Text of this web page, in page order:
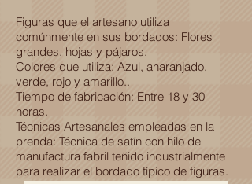
Figuras que el artesano utiliza
comúnmente en sus bordados: Flores
grandes, hojas y pájaros.
Colores que utiliza: Azul, anaranjado,
verde, rojo y amarillo..
Tiempo de fabricación: Entre 18 y 30
horas.
Técnicas Artesanales empleadas en la
prenda: Técnica de satín con hilo de
manufactura fabril teñido industrialmente
para realizar el bordado típico de figuras.